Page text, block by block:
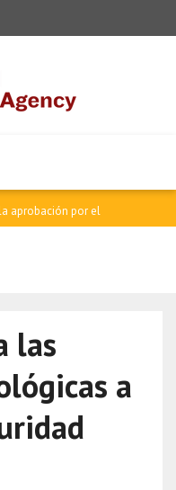
la selección de bal..
las
a